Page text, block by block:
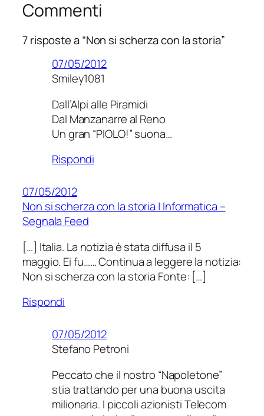
Commenti
7 risposte a “Non si scherza con la storia”
07/05/2012
Smiley1081
Dall’Alpi alle Piramidi
Dal Manzanarre al Reno
Un gran “PIOLO!” suona…
Rispondi
07/05/2012
Non si scherza con la storia | Informatica –
Segnala Feed
[…] Italia. La notizia è stata diffusa il 5
maggio. Ei fu…… Continua a leggere la notizia:
Non si scherza con la storia Fonte: […]
Rispondi
07/05/2012
Stefano Petroni
Peccato che il nostro “Napoletone”
stia trattando per una buona uscita
milionaria. I piccoli azionisti Telecom